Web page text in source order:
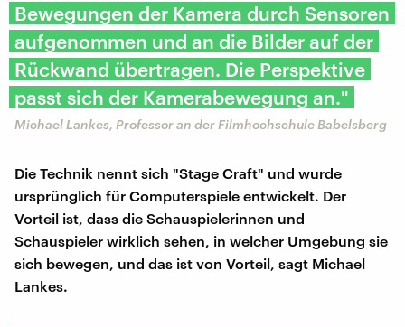
Bewegungen der Kamera durch Sensoren
aufgenommen und an die Bilder auf der
Rückwand übertragen. Die Perspektive
passt sich der Kamerabewegung an."
Michael Lankes, Professor an der Filmhochschule Babelsberg
Die Technik nennt sich "Stage Craft" und wurde
ursprünglich für Computerspiele entwickelt. Der
Vorteil ist, dass die Schauspielerinnen und
Schauspieler wirklich sehen, in welcher Umgebung sie
sich bewegen, und das ist von Vorteil, sagt Michael
Lankes.